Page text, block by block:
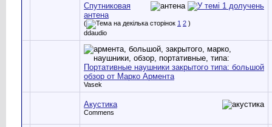
Спутниковая
антена
( 1 2 )
ddaudio
Портативные наушники закрытого типа: большой
обзор от Марко Армента
Vasek
Акустика
Commens